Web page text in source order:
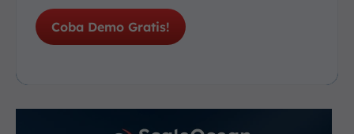
Coba Demo Gratis!